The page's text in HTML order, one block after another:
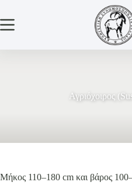
περιεχόμενο
Αγριόχοιρος
Μήκος 110–180 cm και βάρος